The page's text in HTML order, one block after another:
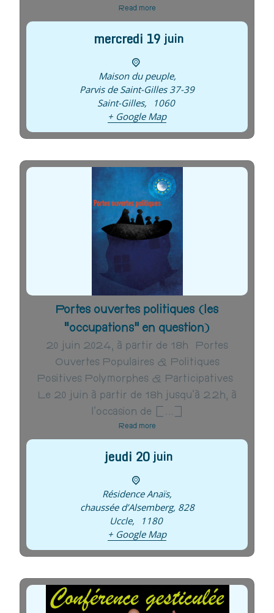
Read more
mercredi 19 juin
Maison du peuple,
Parvis de Saint-Gilles 37-39
Saint-Gilles,
1060
+ Google Map
Portes ouvertes politiques (les
“occupations” en question)
20 juin 2024, à partir de 18h Portes
Ouvertes Populaires & Politiques
Positives Polymorphes & Participatives
Le 20 juin à partir de 18h jusqu’à 22h, à
l’occasion de […]
Read more
jeudi 20juin
Résidence Anaïs,
chaussée d’Alsemberg, 828
Uccle,
1180
+ Google Map